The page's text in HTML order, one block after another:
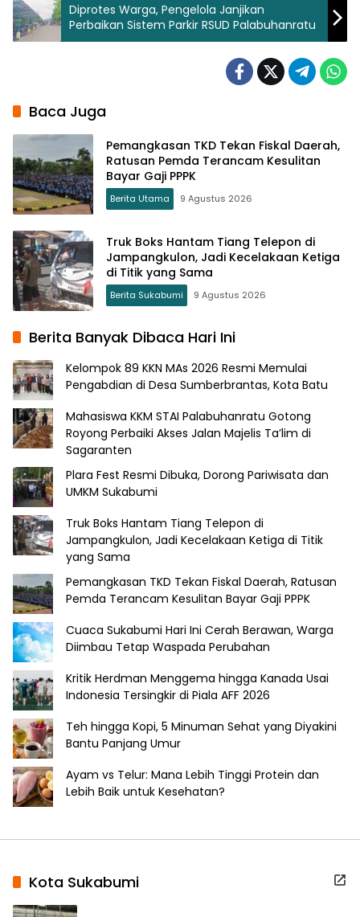
Diprotes Warga, Pengelola Janjikan
Perbaikan Sistem Parkir RSUD Palabuhanratu
Baca Juga
Pemangkasan TKD Tekan Fiskal Daerah,
Ratusan Pemda Terancam Kesulitan
Bayar Gaji PPPK
Berita Utama 9 Agustus 2026
Truk Boks Hantam Tiang Telepon di
Jampangkulon, Jadi Kecelakaan Ketiga
di Titik yang Sama
Berita Sukabumi 9 Agustus 2026
Berita Banyak Dibaca Hari Ini
Kelompok 89 KKN MAs 2026 Resmi Memulai
Pengabdian di Desa Sumberbrantas, Kota Batu
Mahasiswa KKM STAI Palabuhanratu Gotong
Royong Perbaiki Akses Jalan Majelis Ta’lim di
Sagaranten
Plara Fest Resmi Dibuka, Dorong Pariwisata dan
UMKM Sukabumi
Truk Boks Hantam Tiang Telepon di
Jampangkulon, Jadi Kecelakaan Ketiga di Titik
yang Sama
Pemangkasan TKD Tekan Fiskal Daerah, Ratusan
Pemda Terancam Kesulitan Bayar Gaji PPPK
Cuaca Sukabumi Hari Ini Cerah Berawan, Warga
Diimbau Tetap Waspada Perubahan
Kritik Herdman Menggema hingga Kanada Usai
Indonesia Tersingkir di Piala AFF 2026
Teh hingga Kopi, 5 Minuman Sehat yang Diyakini
Bantu Panjang Umur
Ayam vs Telur: Mana Lebih Tinggi Protein dan
Lebih Baik untuk Kesehatan?
Kota Sukabumi